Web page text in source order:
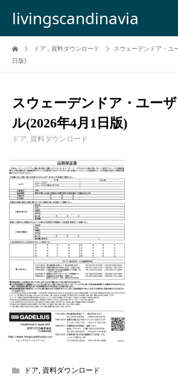
livingscandinavia
ドア , 資料ダウンロード
スウェーデンドア・ユ
日版)
スウェーデンドア・ユー
ル(2026年4月1日版)
ドア, 資料ダウンロード
ドア, 資料ダウンロード